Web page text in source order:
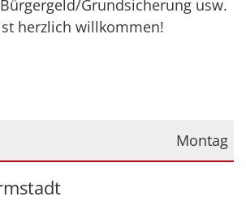
Grundsicherung usw.
herzlich willkommen!
Montag
2026